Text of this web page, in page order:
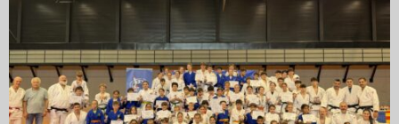
14/06/26"